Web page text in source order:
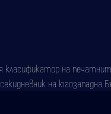
на печатните
на югозападна